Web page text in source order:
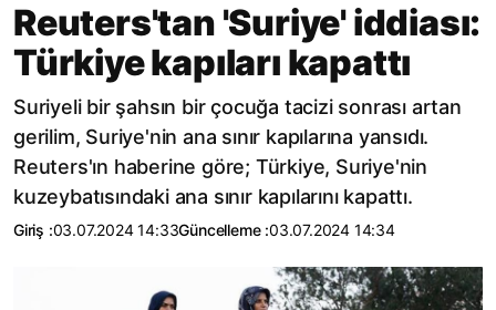
Reuters'tan 'Suriye' iddiası:
Türkiye kapıları kapattı
Suriyeli bir şahsın bir çocuğa tacizi sonrası artan
gerilim, Suriye'nin ana sınır kapılarına yansıdı.
Reuters'ın haberine göre; Türkiye, Suriye'nin
kuzeybatısındaki ana sınır kapılarını kapattı.
Giriş :03.07.2024 14:33Güncelleme :03.07.2024 14:34